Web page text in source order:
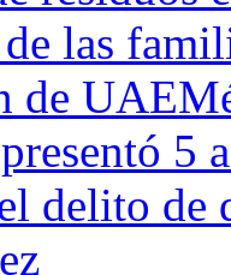
las
de
5
delito de